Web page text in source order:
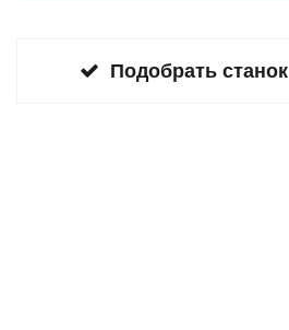
Подобрать станок